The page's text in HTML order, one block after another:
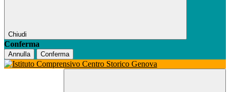
Chiudi
Conferma
Annulla Conferma